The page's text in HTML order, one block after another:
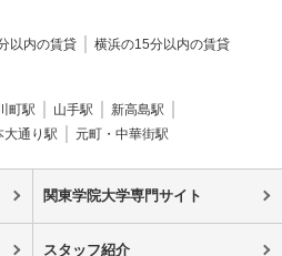
以内の賃貸 横浜の15分以内の賃貸
町駅 山手駅
新高島駅
大通り駅 元町・中華街駅
関東学院大学専門サイト
スタッフ紹介